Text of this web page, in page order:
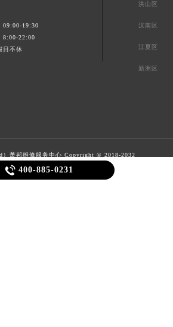
09:00-19:30
8:00-22:00
日不休
洪山区
汉南区
江夏区
新洲区
萧邦维修服务中心 Copyright © 2018-2032
客户服务热线：400-885-0231
 400-885-0231